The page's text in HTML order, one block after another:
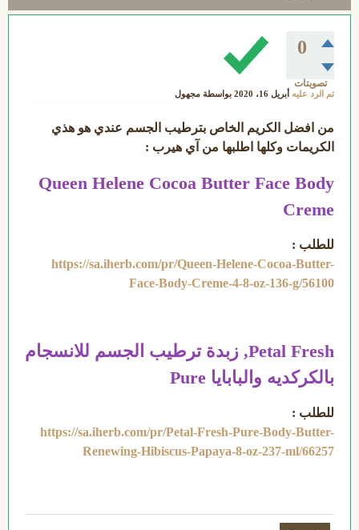
0
تصويتات
تم الرد عليه أبريل 16، 2020 بواسطة مجهول
من افضل الكريم الخاص بترطيب الجسم عندي هو هذي
الكريمات وكلها اطلبها من آي هيرب :
Queen Helene Cocoa Butter Face Body
Creme
للطلب :
https://sa.iherb.com/pr/Queen-Helene-Cocoa-Butter-
Face-Body-Creme-4-8-oz-136-g/56100
Petal Fresh, زبدة ترطيب الجسم للانسجام
بالكركديه والبابايا Pure
للطلب :
https://sa.iherb.com/pr/Petal-Fresh-Pure-Body-Butter-
Renewing-Hibiscus-Papaya-8-oz-237-ml/66257